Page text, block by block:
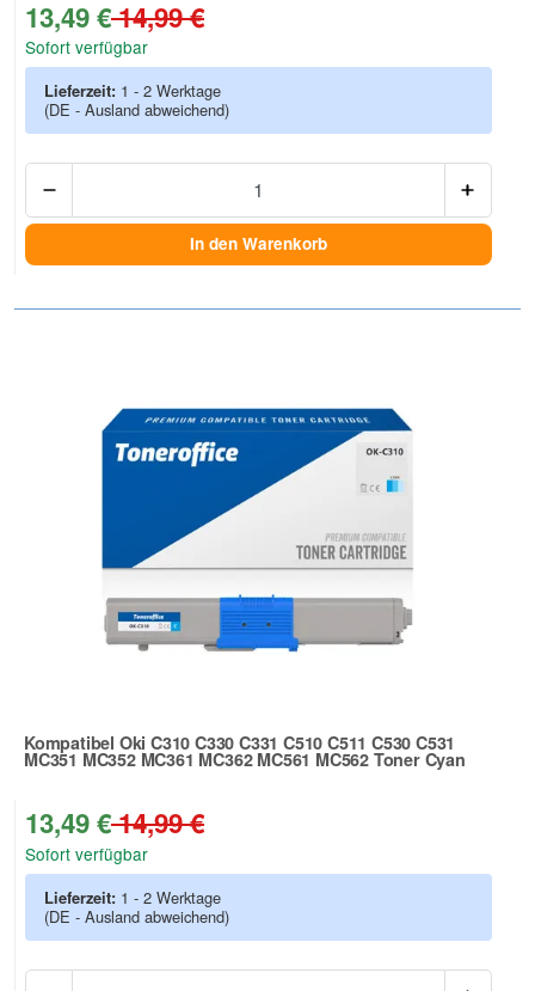
13,49 €14,99 €
Sofort verfügbar
Lieferzeit: 1 - 2 Werktage
(DE - Ausland abweichend)
In den Warenkorb
Kompatibel Oki C310 C330 C331 C510 C511 C530 C531
MC351 MC352 MC361 MC362 MC561 MC562 Toner Cyan
Zur Artikelbewertung
13,49 €14,99 €
Sofort verfügbar
Lieferzeit: 1 - 2 Werktage
(DE - Ausland abweichend)